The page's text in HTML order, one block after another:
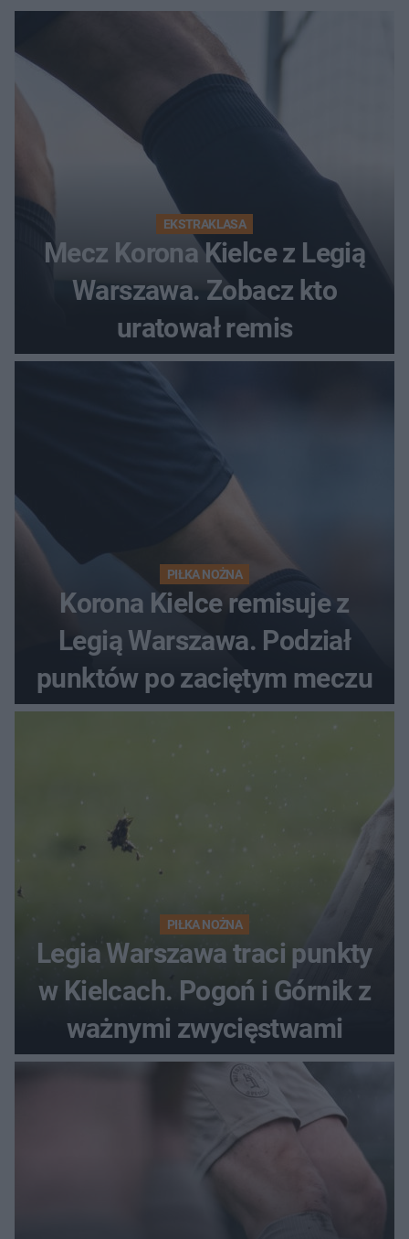
EKSTRAKLASA
Mecz Korona Kielce z Legią
Warszawa. Zobacz kto
uratował remis
PIŁKA NOŻNA
Korona Kielce remisuje z
Legią Warszawa. Podział
punktów po zaciętym meczu
PIŁKA NOŻNA
Legia Warszawa traci punkty
w Kielcach. Pogoń i Górnik z
ważnymi zwycięstwami